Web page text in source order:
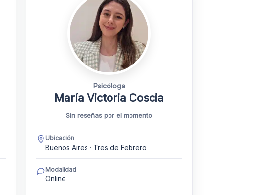
Psicóloga
María Victoria Coscia
Sin reseñas por el momento
Ubicación
Buenos Aires · Tres de Febrero
Modalidad
Online